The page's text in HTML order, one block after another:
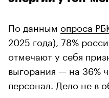
По данным опроса
2025 года), 78%
отмечают у себя
выгорания — на 36%
персонал. Дело не в